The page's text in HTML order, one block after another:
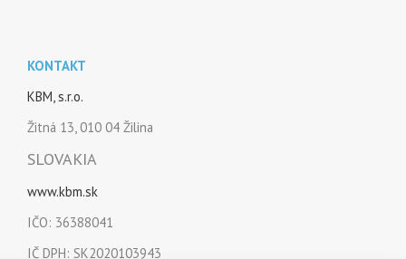
KONTAKT
KBM, s.r.o.
Žitná 13, 010 04 Žilina
SLOVAKIA
www.kbm.sk
IČO: 36388041
IČ DPH: SK2020103943